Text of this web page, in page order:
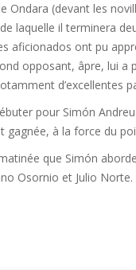
(devant les
laquelle il terminera
aficionados ont pu
opposant, âpre, lui a
d’excellentes
pour Simón
gagnée, à la force du
que Simón
Osornio et Julio Norte.